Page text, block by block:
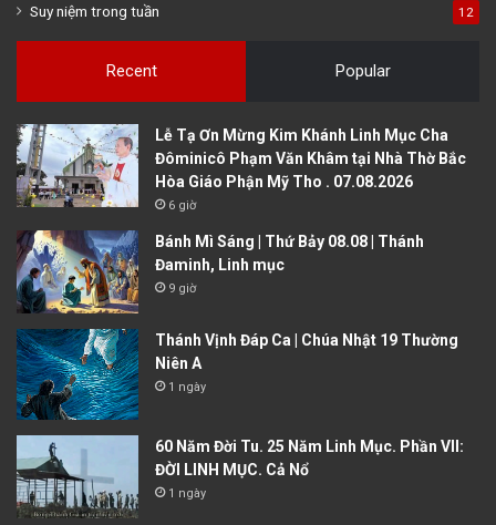
Suy niệm trong tuần 12
Recent Popular
Lễ Tạ Ơn Mừng Kim Khánh Linh Mục Cha
Đôminicô Phạm Văn Khâm tại Nhà Thờ Bắc
Hòa Giáo Phận Mỹ Tho . 07.08.2026
6 giờ
Bánh Mì Sáng | Thứ Bảy 08.08 | Thánh
Đaminh, Linh mục
9 giờ
Thánh Vịnh Đáp Ca | Chúa Nhật 19 Thường
Niên A
1 ngày
60 Năm Đời Tu. 25 Năm Linh Mục. Phần VII:
ĐỜI LINH MỤC. Cả Nổ
1 ngày